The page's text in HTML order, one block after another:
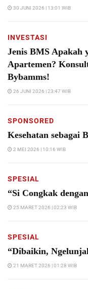
30 JUNI 2026 | 13:01 WIB
INVESTASI
Jenis BMS Apakah
Apartemen?
Bybamms!
26 JUNI 2026 | 23:47 WIB
SPONSORED
Kesehatan sebagai
2 MEI 2026 | 10:16 WIB
SPESIAL
“Si Congkak
25 MARET 2026 | 02:23 WIB
SPESIAL
“Dibaikin,
21 MARET 2026 | 01:28 WIB